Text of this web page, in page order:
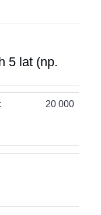
5 lat (np.
: 20 000